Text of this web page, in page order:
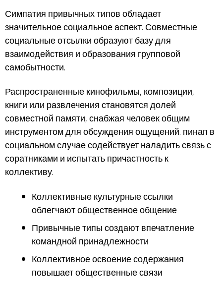
Симпатия привычных типов обладает
значительное социальное аспект. Совместные
социальные отсылки образуют базу для
взаимодействия и образования групповой
самобытности.
Распространенные кинофильмы, композиции,
книги или развлечения становятся долей
совместной памяти, снабжая человек общим
инструментом для обсуждения ощущений. пинап в
социальном случае содействует наладить связь с
соратниками и испытать причастность к
коллективу.
Коллективные культурные ссылки
облегчают общественное общение
Привычные типы создают впечатление
командной принадлежности
Коллективное освоение содержания
повышает общественные связи